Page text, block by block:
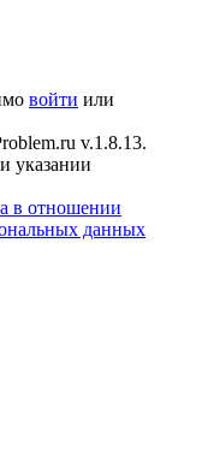
войти или
v.1.8.13.
указании
в отношении
данных